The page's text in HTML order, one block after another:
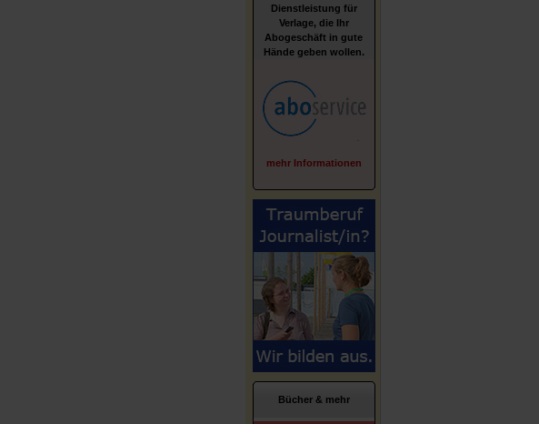
Dienstleistung für
Verlage, die Ihr
Abogeschäft in gute
Hände geben wollen.
mehr Informationen
Bücher & mehr